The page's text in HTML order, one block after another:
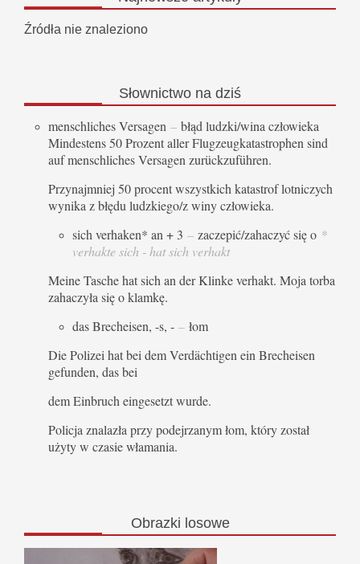
Źródła nie znaleziono
Słownictwo na dziś
menschliches Versagen – błąd ludzki/wina człowieka
Mindestens 50 Prozent aller Flugzeugkatastrophen sind
auf menschliches Versagen zurückzuführen.
Przynajmniej 50 procent wszystkich katastrof lotniczych
wynika z błędu ludzkiego/z winy człowieka.
sich verhaken* an + 3 – zaczepić/zahaczyć się o *
verhakte sich - hat sich verhakt
Meine Tasche hat sich an der Klinke verhakt. Moja torba
zahaczyła się o klamkę.
das Brecheisen, -s, - – łom
Die Polizei hat bei dem Verdächtigen ein Brecheisen
gefunden, das bei
dem Einbruch eingesetzt wurde.
Policja znalazła przy podejrzanym łom, który został
użyty w czasie włamania.
Obrazki losowe